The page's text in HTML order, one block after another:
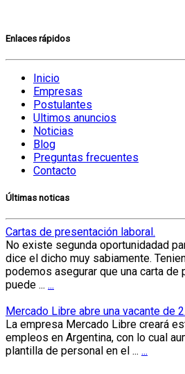
Enlaces rápidos
Inicio
Empresas
Postulantes
Ultimos anuncios
Noticias
Blog
Preguntas frecuentes
Contacto
Últimas noticas
Cartas de presentación laboral.
No existe segunda oportunidadad
dice el dicho muy sabiamente.
podemos asegurar que una carta de
puede ... ...
Mercado Libre abre una vacante de
La empresa Mercado Libre creará
empleos en Argentina, con lo cual
plantilla de personal en el ... ...